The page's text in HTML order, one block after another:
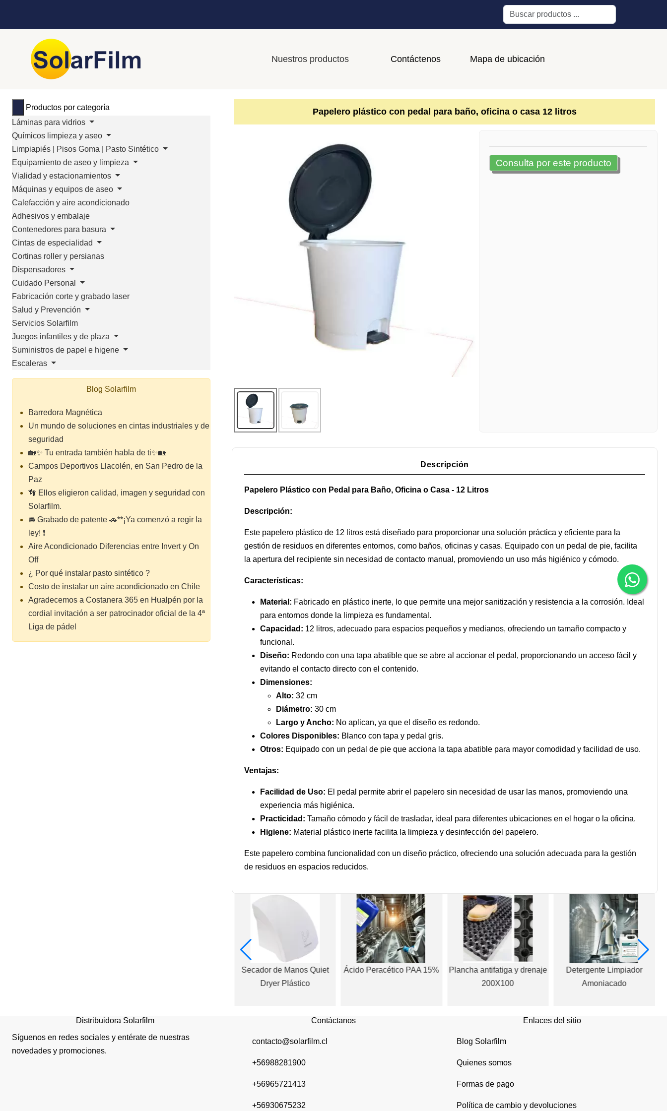
Buscar
Nuestros productos Contáctenos Mapa de ubicación
Productos por categoría
Láminas para vidrios
Químicos limpieza y aseo
Limpiapiés | Pisos Goma | Pasto Sintético
Equipamiento de aseo y limpieza
Vialidad y estacionamientos
Máquinas y equipos de aseo
Calefacción y aire acondicionado
Adhesivos y embalaje
Contenedores para basura
Cintas de especialidad
Cortinas roller y persianas
Dispensadores
Cuidado Personal
Fabricación corte y grabado laser
Salud y Prevención
Servicios Solarfilm
Juegos infantiles y de plaza
Suministros de papel e higene
Escaleras
Blog Solarfilm
Barredora Magnética
Un mundo de soluciones en cintas industriales y de
seguridad
🏡✨ Tu entrada también habla de ti✨🏡
Campos Deportivos Llacolén, en San Pedro de la
Paz
👣 Ellos eligieron calidad, imagen y seguridad con
Solarfilm.
🚘 Grabado de patente 🚗**¡Ya comenzó a regir la
ley! ❗
Aire Acondicionado Diferencias entre Invert y On
Off
¿ Por qué instalar pasto sintético ?
Costo de instalar un aire acondicionado en Chile
Agradecemos a Costanera 365 en Hualpén por la
cordial invitación a ser patrocinador oficial de la 4ª
Liga de pádel
Papelero plástico con pedal para baño, oficina o casa 12 litros
Consulta por este producto
Descripción
Papelero Plástico con Pedal para Baño, Oficina o Casa - 12 Litros
Descripción:
Este papelero plástico de 12 litros está diseñado para proporcionar una solución práctica y eficiente para la
gestión de residuos en diferentes entornos, como baños, oficinas y casas. Equipado con un pedal de pie, facilita
la apertura del recipiente sin necesidad de contacto manual, promoviendo un uso más higiénico y cómodo.
Características:
Material: Fabricado en plástico inerte, lo que permite una mejor sanitización y resistencia a la corrosión. Ideal
para entornos donde la limpieza es fundamental.
Capacidad: 12 litros, adecuado para espacios pequeños y medianos, ofreciendo un tamaño compacto y
funcional.
Diseño: Redondo con una tapa abatible que se abre al accionar el pedal, proporcionando un acceso fácil y
evitando el contacto directo con el contenido.
Dimensiones:
Alto: 32 cm
Diámetro: 30 cm
Largo y Ancho: No aplican, ya que el diseño es redondo.
Colores Disponibles: Blanco con tapa y pedal gris.
Otros: Equipado con un pedal de pie que acciona la tapa abatible para mayor comodidad y facilidad de uso.
Ventajas:
Facilidad de Uso: El pedal permite abrir el papelero sin necesidad de usar las manos, promoviendo una
experiencia más higiénica.
Practicidad: Tamaño cómodo y fácil de trasladar, ideal para diferentes ubicaciones en el hogar o la oficina.
Higiene: Material plástico inerte facilita la limpieza y desinfección del papelero.
Este papelero combina funcionalidad con un diseño práctico, ofreciendo una solución adecuada para la gestión
de residuos en espacios reducidos.
Secador de Manos Quiet
Dryer Plástico
Ácido Peracético PAA 15%
Plancha antifatiga y drenaje
200X100
Detergente Limpiador
Amoniacado
Distribuidora Solarfilm
Síguenos en redes sociales y entérate de nuestras
novedades y promociones.
Contáctanos
contacto@solarfilm.cl
+56988281900
+56965721413
+56930675232
Enlaces del sitio
Blog Solarfilm
Quienes somos
Formas de pago
Política de cambio y devoluciones